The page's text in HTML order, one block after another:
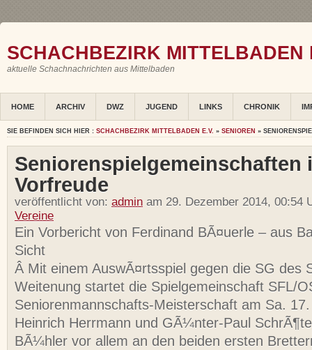
SCHACHBEZIRK MITTELBADEN
aktuelle Schachnachrichten aus Mittelbaden
HOME ARCHIV DWZ JUGEND LINKS CHRONIK
SIE BEFINDEN SICH HIER : SCHACHBEZIRK MITTELBADEN E.V. » SENIOREN »
Seniorenspielgemeinschaften
Vorfreude
veröffentlicht von: admin am 29. Dezember 2014, 00:54
Vereine
Ein Vorbericht von Ferdinand BÃ¤uerle – aus
Sicht
Â Mit einem AuswÃ¤rtsspiel gegen die SG des
Weitenung startet die Spielgemeinschaft SFL/
Seniorenmannschafts-Meisterschaft am Sa.
Heinrich Herrmann und GÃ¼nter-Paul
BÃ¼hler vor allem an den beiden ersten